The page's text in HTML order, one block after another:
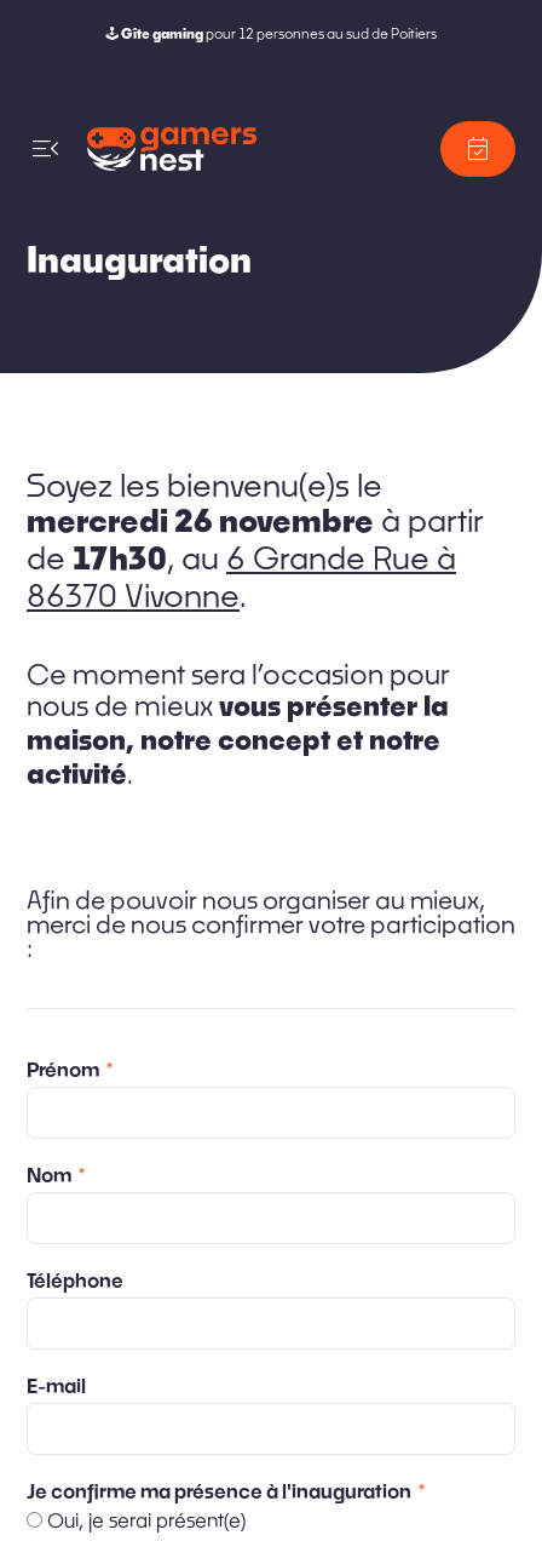
🕹️Gîte gamingpour 12 personnes au sud de Poitiers
menu_open event_available
Inauguration
Soyez les bienvenu(e)s le
mercredi 26 novembre à partir
de 17h30, au 6 Grande Rue à
86370 Vivonne.
Ce moment sera l’occasion pour
nous de mieuxvous présenter la
maison, notre concept et notre
activité.
Afin de pouvoir nous organiser au mieux,
merci de nous confirmer votre participation
:
Prénom
Nom
Téléphone
E-mail
Je confirme ma présence à l'inauguration
Oui, je serai présent(e)